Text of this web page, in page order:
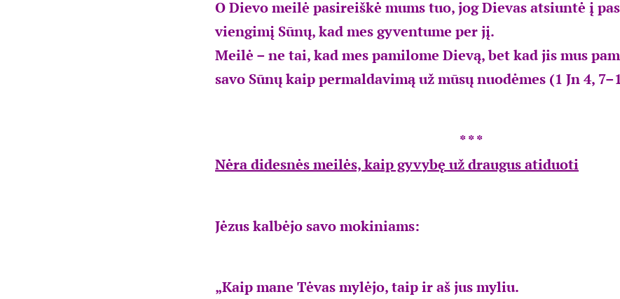
O Dievo meilė pasireiškė mums tuo, jog Dievas atsiuntė į
viengimį Sūnų, kad mes gyventume per jį.
Meilė – ne tai, kad mes pamilome Dievą, bet kad jis mus
savo Sūnų kaip permaldavimą už mūsų nuodėmes (1 Jn 4,
* * *
Nėra didesnės meilės, kaip gyvybę už draugus atiduoti
Jėzus kalbėjo savo mokiniams:
„Kaip mane Tėvas mylėjo, taip ir aš jus myliu.